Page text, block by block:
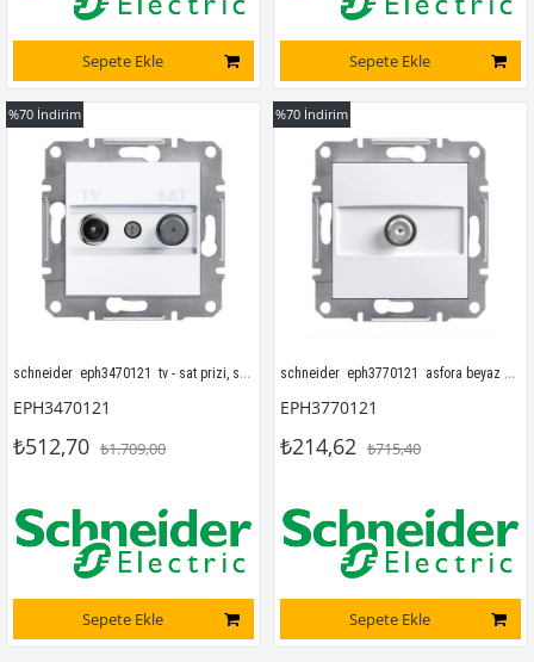
Sepete Ekle Sepete Ekle
schneider  eph3470121  tv - sat prizi, sonlu, f tipi, ikili çerçevesiz
EPH3470121
₺512,70 ₺1.709,00
Sepete Ekle
%70 İndirim
schneider  eph3770121  asfora beyaz sat prizi,sonlu,tekli çerçevesiz
EPH3770121
₺214,62 ₺715,40
Sepete Ekle
%70 İndirim